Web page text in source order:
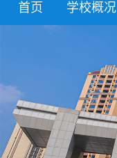
首页 学校概况
学院领导
办学理念
办学特色
校园风貌